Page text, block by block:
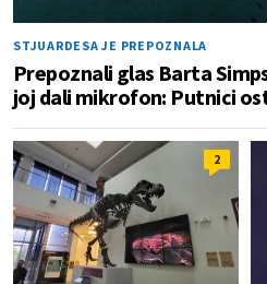
STJUARDESA JE PREPOZNALA
Prepoznali glas Barta
joj dali mikrofon: Putnici
2